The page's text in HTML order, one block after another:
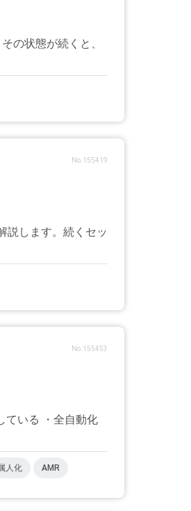
の状態が続くと、
No.155419
説します。続くセッ
No.155453
ている ・全自動化
人化 AMR